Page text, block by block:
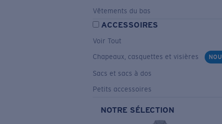
Vêtements du bas
ACCESSOIRES
Voir Tout
Chapeaux, casquettes et visières
Sacs et sacs à dos
Petits accessoires
NOTRE SÉLECTION